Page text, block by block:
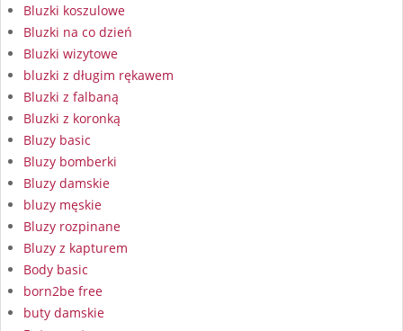
Bluzki koszulowe
Bluzki na co dzień
Bluzki wizytowe
bluzki z długim rękawem
Bluzki z falbaną
Bluzki z koronką
Bluzy basic
Bluzy bomberki
Bluzy damskie
bluzy męskie
Bluzy rozpinane
Bluzy z kapturem
Body basic
born2be free
buty damskie